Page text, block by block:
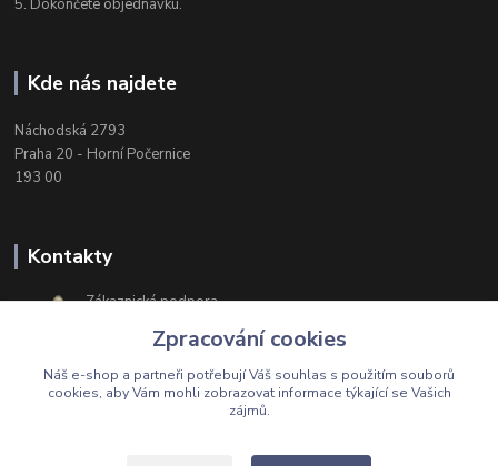
5. Dokončete objednávku.
Kde nás najdete
Náchodská 2793
Praha 20 - Horní Počernice
193 00
Kontakty
Zákaznická podpora
+420 603 174 975
Po-Čt, 8-16 hod. Pá 8-14 hod.
Zpracování cookies
Náš e-shop a partneři potřebují Váš souhlas s použitím souborů
cookies, aby Vám mohli zobrazovat informace týkající se Vašich
zájmů.